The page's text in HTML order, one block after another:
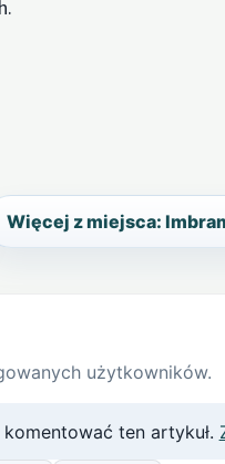
Więcej z miejsca:
użytkowników.
ten artykuł.